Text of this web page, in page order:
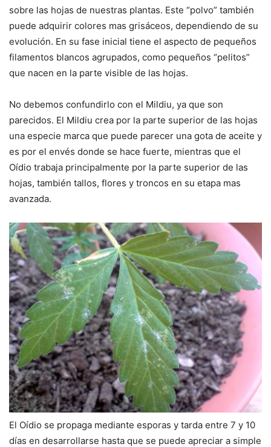
sobre las hojas de nuestras plantas. Este “polvo” también
puede adquirir colores mas grisáceos, dependiendo de su
evolución. En su fase inicial tiene el aspecto de pequeños
filamentos blancos agrupados, como pequeños “pelitos”
que nacen en la parte visible de las hojas.
No debemos confundirlo con el Mildiu, ya que son
parecidos. El Mildiu crea por la parte superior de las hojas
una especie marca que puede parecer una gota de aceite y
es por el envés donde se hace fuerte, mientras que el
Oídio trabaja principalmente por la parte superior de las
hojas, también tallos, flores y troncos en su etapa mas
avanzada.
El Oídio se propaga mediante esporas y tarda entre 7 y 10
días en desarrollarse hasta que se puede apreciar a simple